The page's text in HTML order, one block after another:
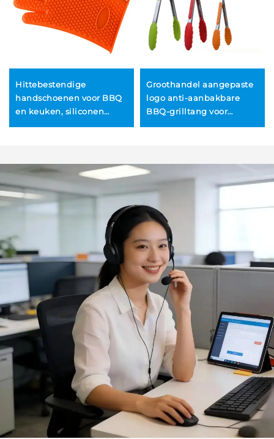
Hittebestendige
handschoenen voor BBQ
en keuken, siliconen
barbecue en koken
Groothandel aangepaste
logo anti-aanbakbare
BBQ-grilltang voor
voetstuk